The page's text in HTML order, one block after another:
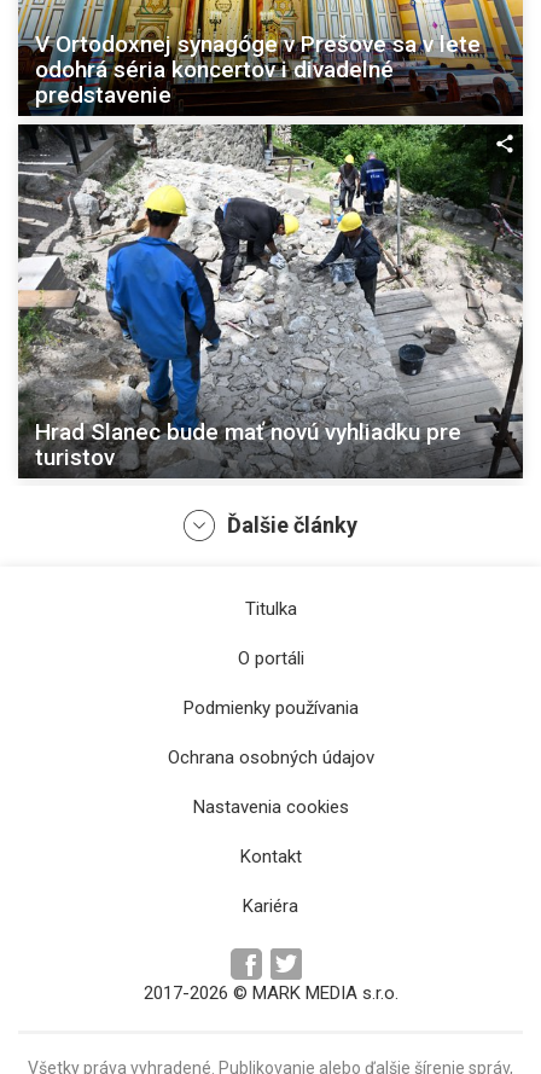
V Ortodoxnej synagóge v Prešove sa v lete
odohrá séria koncertov i divadelné
predstavenie
Hrad Slanec bude mať novú vyhliadku pre
turistov
Krajská knižnica v Prešove počas leta
pripravila literárne stretnutia, kreatívne
dielne či premietania filmov
Ďalšie články
Titulka
O portáli
Podmienky používania
Ochrana osobných údajov
Nastavenia cookies
Kontakt
Kariéra
2017-2026 © MARK MEDIA s.r.o.
Všetky práva vyhradené. Publikovanie alebo ďalšie šírenie správ,